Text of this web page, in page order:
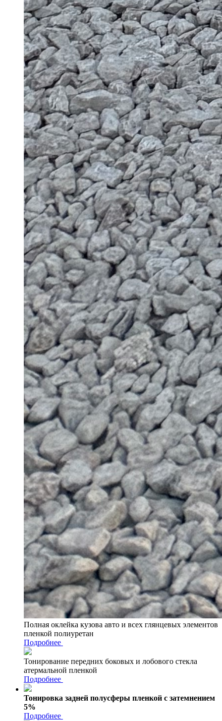
Полная оклейка кузова авто и всех глянцевых элементов
пленкой полиуретан
Подробнее
Тонирование передних боковых и лобового стекла
атермальной пленкой
Подробнее
Тонировка задней полусферы пленкой с затемнением
5%
Подробнее